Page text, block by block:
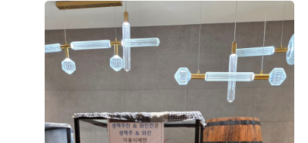
수 있게 적당한 간으로 잘 되어 있어서 같이 시식한 가족
들도 모두 만족했어요!!!!!!
한식, 중식, 양식, 일식 그리고 후식까지 다양한 메뉴들
과일과 간식들도 너무 맛있고 제일 마음에 들었던 부분은
자유롭게 먹을 수 있도록 준비되어 있는 와인이랑 생맥은
후기가 도움이 되었나요? 0
송용석, 석정애 11명 읽음
웨딩홀을 보고 여러군데 왜비교하나 싶을만큼 너무만족
스러운 홀컨디션에 섬세함까지 후회없을거에요ㅜㅜ 근